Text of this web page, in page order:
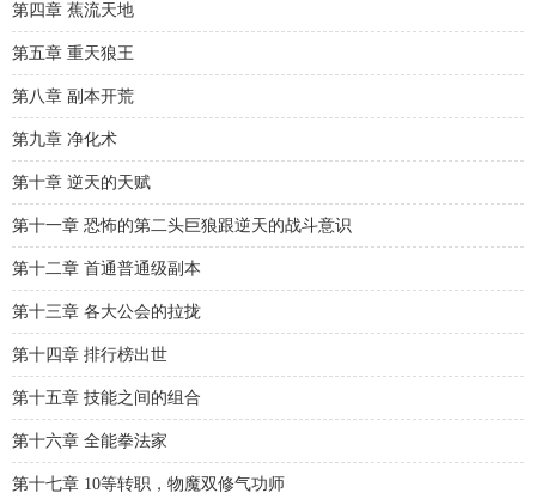
第四章 蕉流天地
第五章 重天狼王
第八章 副本开荒
第九章 净化术
第十章 逆天的天赋
第十一章 恐怖的第二头巨狼跟逆天的战斗意识
第十二章 首通普通级副本
第十三章 各大公会的拉拢
第十四章 排行榜出世
第十五章 技能之间的组合
第十六章 全能拳法家
第十七章 10等转职，物魔双修气功师